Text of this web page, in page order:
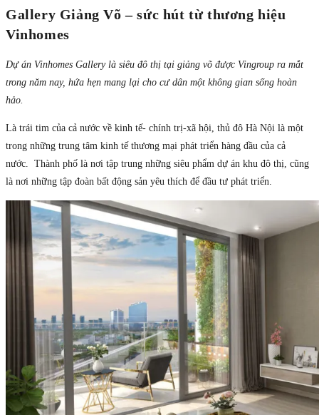
Gallery Giảng Võ – sức hút từ thương hiệu
Vinhomes
Dự án Vinhomes Gallery là siêu đô thị tại giảng võ được Vingroup ra mắt
trong năm nay, hứa hẹn mang lại cho cư dân một không gian sống hoàn
hảo.
Là trái tim của cả nước về kinh tế- chính trị-xã hội, thủ đô Hà Nội là một
trong những trung tâm kinh tế thương mại phát triển hàng đầu của cả
nước. Thành phố là nơi tập trung những siêu phẩm dự án khu đô thị, cũng
là nơi những tập đoàn bất động sản yêu thích để đầu tư phát triển.